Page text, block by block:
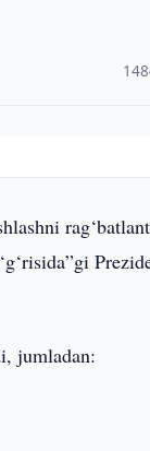
jumladan: